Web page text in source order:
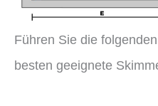
Führen Sie die
besten geeignete